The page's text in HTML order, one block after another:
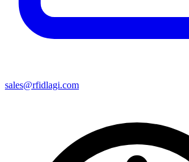
sales@rfidlagi.com